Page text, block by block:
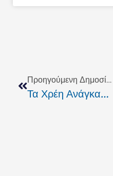
Προηγούμενη Δημοσίευση
Τα Χρέη Ανάγκασαν 38χρονο Να Δώσει Τέλος Στη Ζωή Του